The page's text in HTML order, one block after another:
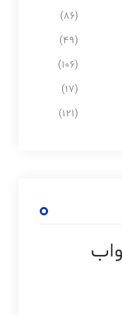
(۸۶)
(۴۹)
(۱۰۶)
(۱۷)
(۱۲۱)